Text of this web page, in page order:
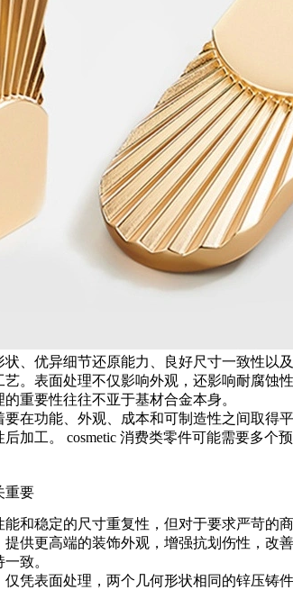
状、优异细节还原能力、良好尺寸一致性以
。表面处理不仅影响外观，还影响耐腐
重要性往往不亚于基材合金本身。
在功能、外观、成本和可制造性之间取得
后加工。 cosmetic 消费类零件可能需要多个
重要
和稳定的尺寸重复性，但对于要求严苛
供更高端的装饰外观，增强抗划伤性，改
致。
凭表面处理，两个几何形状相同的锌压